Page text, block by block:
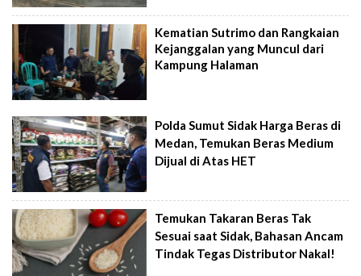
Kematian Sutrimo dan Rangkaian
Kejanggalan yang Muncul dari
Kampung Halaman
Polda Sumut Sidak Harga Beras di
Medan, Temukan Beras Medium
Dijual di Atas HET
Temukan Takaran Beras Tak
Sesuai saat Sidak, Bahasan Ancam
Tindak Tegas Distributor Nakal!